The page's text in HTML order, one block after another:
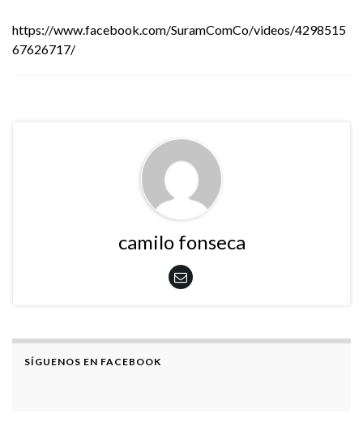
https://www.facebook.com/SuramComCo/videos/4298515
67626717/
camilo fonseca
SÍGUENOS EN FACEBOOK